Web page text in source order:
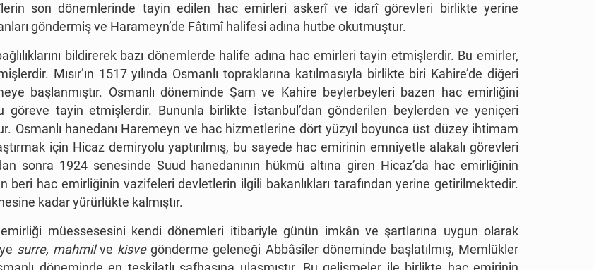
son dönemlerinde tayin edilen hac emirleri askerî ve idarî görevleri birlikte yerine
göndermiş ve Harameyn’de Fâtımî halifesi adına hutbe okutmuştur.
bildirerek bazı dönemlerde halife adına hac emirleri tayin etmişlerdir. Bu emirler,
Mısır’ın 1517 yılında Osmanlı topraklarına katılmasıyla birlikte biri Kahire’de diğeri
başlanmıştır. Osmanlı döneminde Şam ve Kahire beylerbeyleri bazen hac emirliğini
tayin etmişlerdir. Bununla birlikte İstanbul’dan gönderilen beylerden ve yeniçeri
Osmanlı hanedanı Haremeyn ve hac hizmetlerine dört yüzyıl boyunca üst düzey ihtimam
için Hicaz demiryolu yaptırılmış, bu sayede hac emirinin emniyetle alakalı görevleri
sonra 1924 senesinde Suud hanedanının hükmü altına giren Hicaz’da hac emirliğinin
beri hac emirliğinin vazifeleri devletlerin ilgili bakanlıkları tarafından yerine getirilmektedir.
kadar yürürlükte kalmıştır.
müessesesini kendi dönemleri itibariyle günün imkân ve şartlarına uygun olarak
surre, mahmilve kisvegönderme geleneği Abbâsîler döneminde başlatılmış, Memlükler